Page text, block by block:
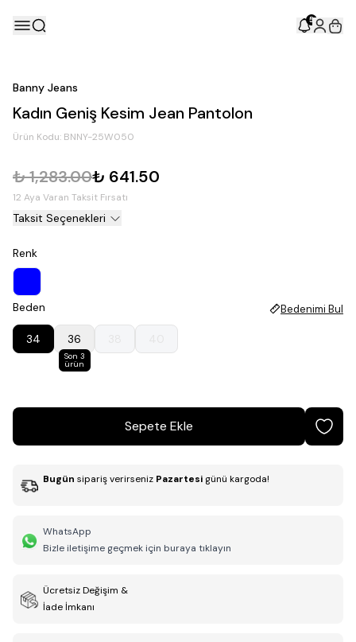
5
Banny Jeans
Kadın Geniş Kesim Jean Pantolon
Ürün Kodu: BNNY-25W050
₺ 1,283.00₺ 641.50
12 Aya Varan Taksit Fırsatı
Taksit Seçenekleri
Renk
Beden Bedenimi Bul
34 36
Son 3
ürün
Sepete Ekle
Bugün sipariş verirseniz Pazartesi günü kargoda!
WhatsApp
Bizle iletişime geçmek için buraya tıklayın
Ücretsiz Değişim &
İade İmkanı